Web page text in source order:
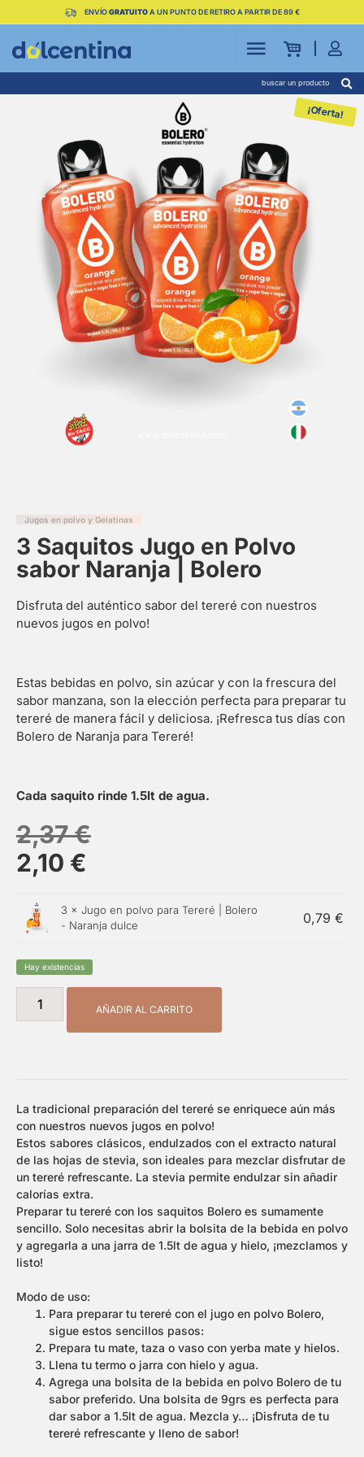
ENVÍOGRATUITOA UN PUNTO DE RETIRO A PARTIR DE 89 €
buscar un producto
¡Oferta!
Jugos en polvo y Gelatinas
3 Saquitos Jugo en Polvo
sabor Naranja | Bolero
Disfruta del auténtico sabor del tereré con nuestros
nuevos jugos en polvo!
Estas bebidas en polvo, sin azúcar y con la frescura del
sabor manzana, son la elección perfecta para preparar tu
tereré de manera fácil y deliciosa. ¡Refresca tus días con
Bolero de Naranja para Tereré!
Cada saquito rinde 1.5lt de agua.
2,37€
2,10 €
3 × Jugo en polvo para Tereré | Bolero
- Naranja dulce
0,79 €
Hay existencias
AÑADIR AL CARRITO
La tradicional preparación del tereré se enriquece aún más
con nuestros nuevos jugos en polvo!
Estos sabores clásicos, endulzados con el extracto natural
de las hojas de stevia, son ideales para mezclar disfrutar de
un tereré refrescante. La stevia permite endulzar sin añadir
calorías extra.
Preparar tu tereré con los saquitos Bolero es sumamente
sencillo. Solo necesitas abrir la bolsita de la bebida en polvo
y agregarla a una jarra de 1.5lt de agua y hielo, ¡mezclamos y
listo!
Modo de uso:
Para preparar tu tereré con el jugo en polvo Bolero,
sigue estos sencillos pasos:
Prepara tu mate, taza o vaso con yerba mate y hielos.
Llena tu termo o jarra con hielo y agua.
Agrega una bolsita de la bebida en polvo Bolero de tu
sabor preferido. Una bolsita de 9grs es perfecta para
dar sabor a 1.5lt de agua. Mezcla y… ¡Disfruta de tu
tereré refrescante y lleno de sabor!